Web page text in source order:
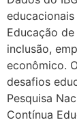
Educação
inclusão,
econômico.
desafios
Pesquisa
Contínua